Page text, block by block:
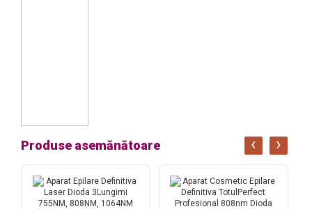
Produse asemănătoare ‹ ›